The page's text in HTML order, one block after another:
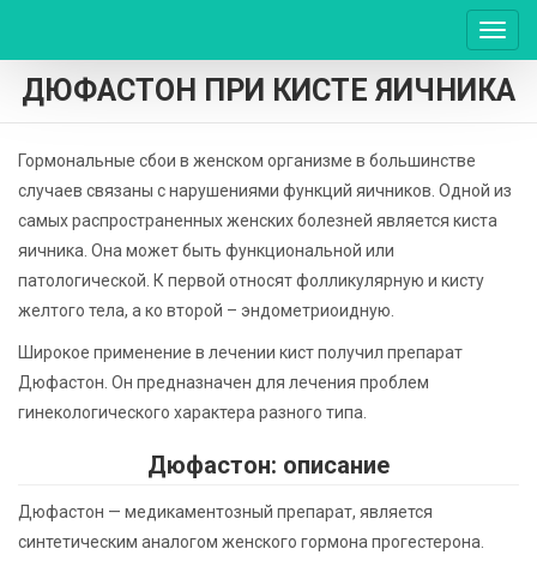
ДЮФАСТОН ПРИ КИСТЕ ЯИЧНИКА
Гормональные сбои в женском организме в большинстве
случаев связаны с нарушениями функций яичников. Одной из
самых распространенных женских болезней является киста
яичника. Она может быть функциональной или
патологической. К первой относят фолликулярную и кисту
желтого тела, а ко второй – эндометриоидную.
Широкое применение в лечении кист получил препарат
Дюфастон. Он предназначен для лечения проблем
гинекологического характера разного типа.
Дюфастон: описание
Дюфастон — медикаментозный препарат, является
синтетическим аналогом женского гормона прогестерона.